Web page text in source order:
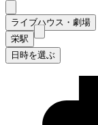
ライブハウス・劇場
栄駅
日時を選ぶ